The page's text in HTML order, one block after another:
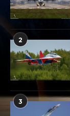
2
3